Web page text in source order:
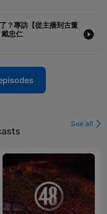
？專訪【從主播到古董
忠仁
See all